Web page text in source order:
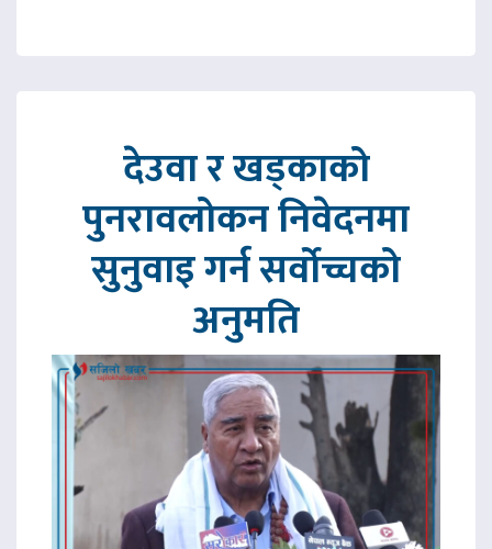
देउवा र खड्काको
पुनरावलोकन निवेदनमा
सुनुवाइ गर्न सर्वोच्चको
अनुमति